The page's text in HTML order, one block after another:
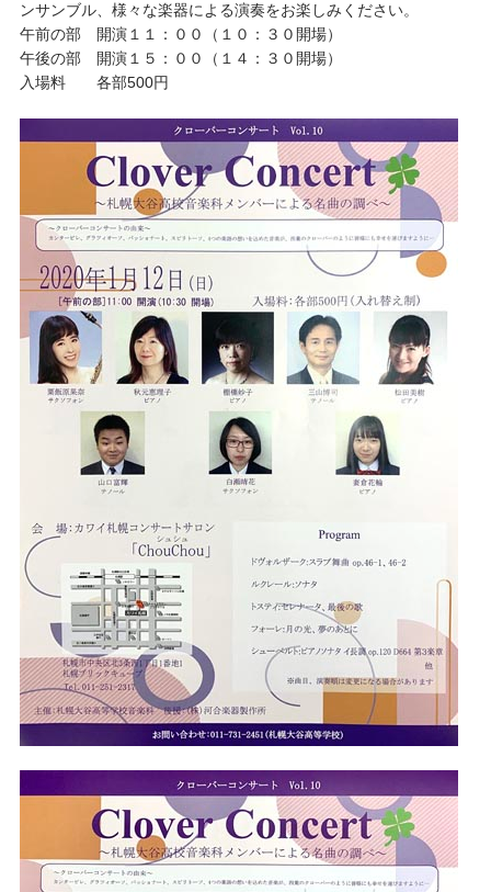
ンサンブル、様々な楽器による演奏をお楽しみください。
午前の部 開演１１：００（１０：３０開場）
午後の部 開演１５：００（１４：３０開場）
入場料 各部500円